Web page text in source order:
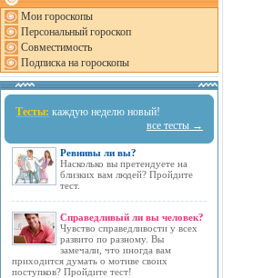
Мои гороскопы
Персональный гороскоп
Совместимость
Подписка на гороскопы
Тесты: каждую неделю новый!
все тесты →
Ревнивы ли вы?
Насколько вы претендуете на
близких вам людей? Пройдите
тест.
Справедливый ли вы человек?
Чувство справедливости у всех
развито по разному. Вы
замечали, что иногда вам
приходится думать о мотиве своих
поступков? Пройдите тест!